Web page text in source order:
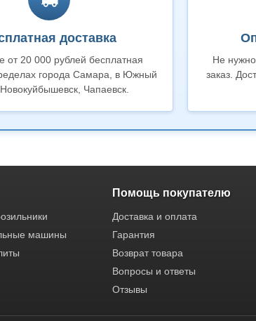
доставка
от 20 000 рублей бесплатная
города Самара, в Южный
Чапаевск.
Не
заказ.
машины
Помощь покупателю
Доставка и оплата
Гарантия
Возврат товара
Вопросы и ответы
Отзывы